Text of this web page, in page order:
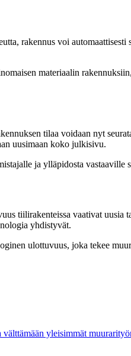
rakennus voi
materiaalin
tilaa voidaan nyt
uusimaan koko julkisivu.
ja ylläpidosta vastaaville
tiilirakenteissa vaativat uusia
yhdistyvät.
ulottuvuus, joka tekee
yleisimmät